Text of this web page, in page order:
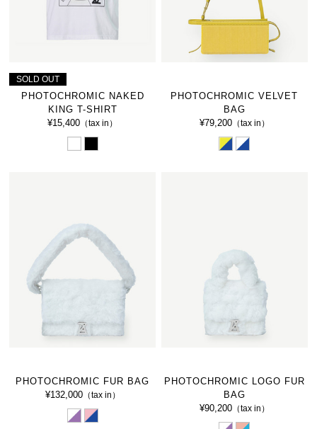
SOLD OUT
PHOTOCHROMIC NAKED
KING T-SHIRT
¥15,400 （tax in）
PHOTOCHROMIC VELVET
BAG
¥79,200（tax in）
PHOTOCHROMIC FUR BAG
¥132,000（tax in）
PHOTOCHROMIC LOGO FUR
BAG
¥90,200（tax in）